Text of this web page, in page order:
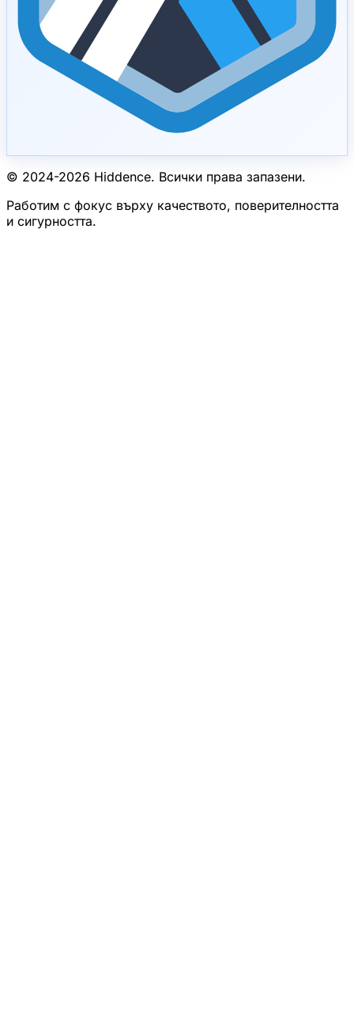
© 2024-2026 Hiddence. Всички права запазени.
Работим с фокус върху качеството, поверителността
и сигурността.